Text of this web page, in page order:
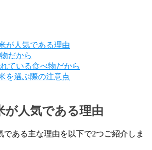
が人気である理由
だから
ている食べ物だから
を選ぶ際の注意点
が人気である理由
である主な理由を以下で2つご紹介しま